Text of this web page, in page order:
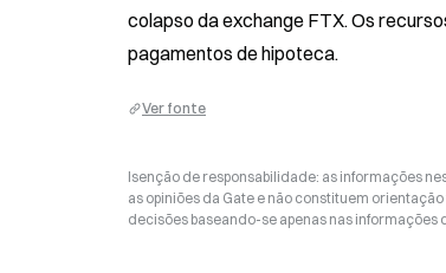
colapso da exchange FTX. Os
pagamentos de hipoteca.
Ver fonte
Isenção de responsabilidade: as informações
as opiniões da Gate e não constituem
decisões baseando-se apenas nas informações